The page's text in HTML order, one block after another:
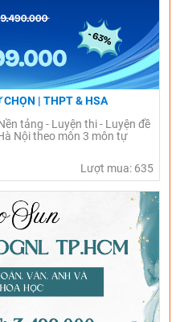
CHỌN | THPT & HSA
tảng - Luyện thi - Luyện đề
Nội theo môn 3 môn tự
Lượt mua: 635